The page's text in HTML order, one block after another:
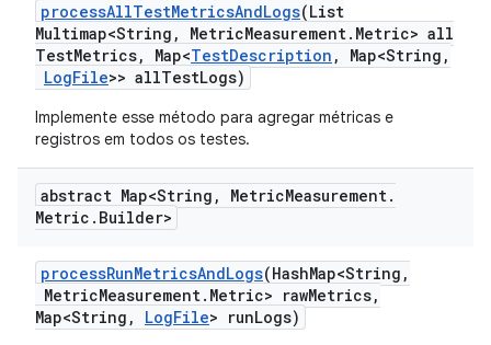
processAllTestMetricsAndLogs(List
Multimap<String , MetricMeasurement. Metric> all
TestMetrics, Map<TestDescription , Map<String ,
LogFile>> allTestLogs)
Implemente esse método para agregar métricas e
registros em todos os testes.
abstract Map<String , MetricMeasurement.
Metric . Builder>
processRunMetricsAndLogs(HashMap<String ,
MetricMeasurement. Metric> rawMetrics,
Map<String , LogFile> runLogs)